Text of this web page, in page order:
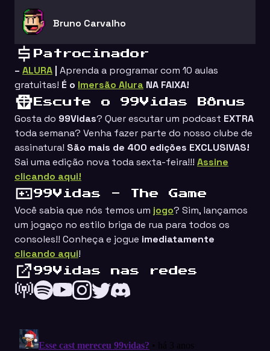
Bruno Carvalho
Patrocinador
– ALURA Aprenda a programar com 10 aulas
gratuitas! É o Imersão Alura NA FAIXA!
Escute o 99Vidas Bônus
Gosta do 99Vidas? Quer escutar um podcast EXTRA
toda semana? Venha fazer parte do nosso clube de
assinatura! São mais de 400 edições EXCLUSIVAS!
Sai uma edição nova toda sexta-feira!!! Assine
clicando aqui!
99Vidas - The Game
Você sabia que nós temos um jogo? Sim, lançamos
um jogaço no estilo briga de rua para todos os
consoles!! Conheça e jogue imediatamente
clicando aqui!
99Vidas nas redes